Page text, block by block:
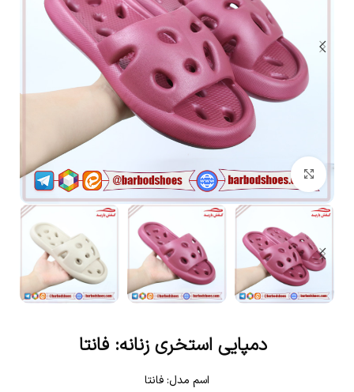
بزرگنمایی تصویر
دمپایی استخری زنانه: فانتا
اسم مدل: فانتا